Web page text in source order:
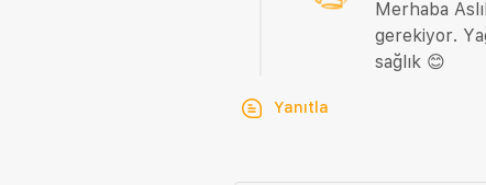
Merhaba
gerekiyor.
sağlık 😊
Yanıtla